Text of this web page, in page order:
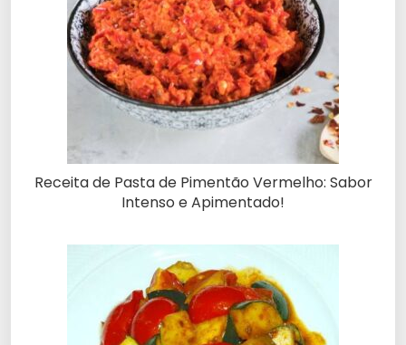
Receita de Pasta de Pimentão Vermelho: Sabor
Intenso e Apimentado!